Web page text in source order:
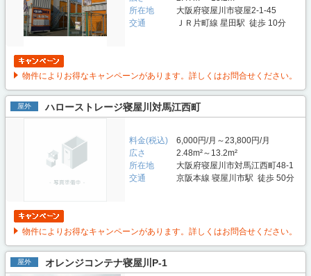
所在地
大阪府寝屋川市寝屋2-1-45
交通
ＪＲ片町線 星田駅 徒歩 10分
物件によりお得なキャンペーンがあります。詳しくはお問合せください。
屋外 ハローストレージ寝屋川対馬江西町
料金(税込)
6,000円/月～23,800円/月
広さ
2.48m²～13.2m²
所在地
大阪府寝屋川市対馬江西町48-1
交通
京阪本線 寝屋川市駅 徒歩 50分
物件によりお得なキャンペーンがあります。詳しくはお問合せください。
屋外 オレンジコンテナ寝屋川P-1